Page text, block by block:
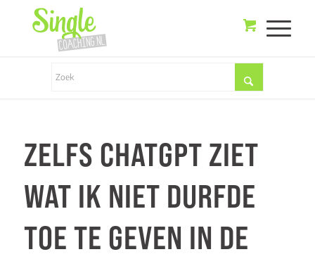
ZELFS CHATGPT ZIET
WAT IK NIET DURFDE
TOE TE GEVEN IN DE